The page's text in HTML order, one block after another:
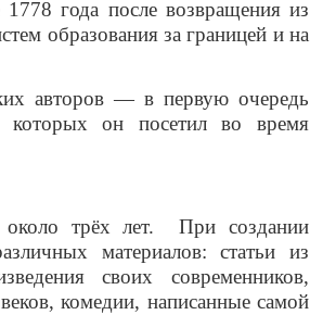
года после возвращения из
образования за границей и на
авторов — в первую очередь
он посетил во время
около трёх лет. При создании
материалов: статьи из
своих современников,
комедии, написанные самой